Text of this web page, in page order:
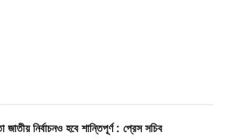
নির্বাচনও হবে শান্তিপূর্ণ : প্রেস সচিব